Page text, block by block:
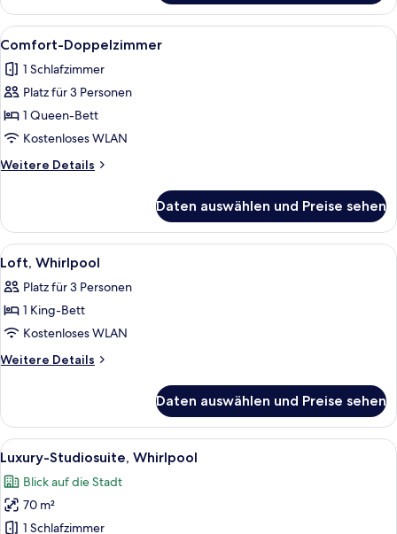
Doppelzimmer
Alle
Fotos
für
Comfort-
Doppelzimmer
anzeigen
Ein Hotelzimmer mit einem großen
50
Comfort-Doppelzimmer
1 Schlafzimmer
Platz für 3 Personen
1 Queen-Bett
Kostenloses WLAN
Weitere Details
Weitere
Doppelzimmer
Daten auswählen und Preise sehen
Alle
Fotos
für
Loft,
Whirlpool
anzeigen
Ein Wohnzimmer mit einer
11
Loft, Whirlpool
Platz für 3 Personen
1 King-Bett
Kostenloses WLAN
Weitere Details
Weitere
Whirlpool
Daten auswählen und Preise sehen
Alle
Fotos
für
Luxury-
Studiosuite,
Ein Hotelzimmer mit Holzboden,
50
Luxury-Studiosuite, Whirlpool
Blick auf die Stadt
70 m²
1 Schlafzimmer